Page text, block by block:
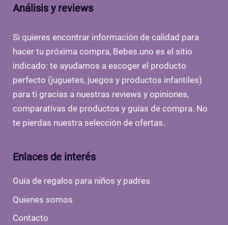
Análisis y reviews
Si quieres encontrar información de calidad para
hacer tu próxima compra, Bebes.uno es el sitio
indicado: te ayudamos a escoger el producto
perfecto (juguetes, juegos y productos infantiles)
para ti gracias a nuestras reviews y opiniones,
comparativas de productos y guías de compra. No
te pierdas nuestra selección de ofertas.
Enlaces de interés
Guía de regalos para niños y padres
Quienes somos
Contacto